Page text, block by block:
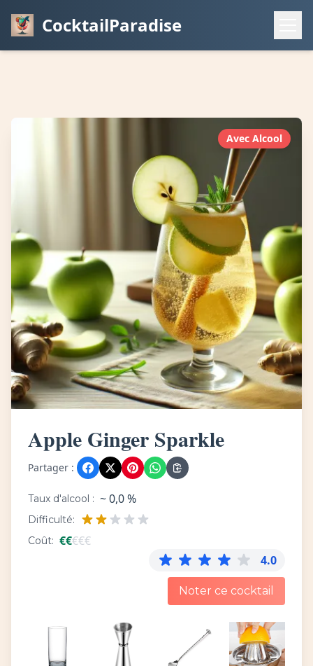
CocktailParadise
Avec Alcool
Apple Ginger Sparkle
Partager :
Taux d'alcool : ~ 0,0 %
Difficulté:
Coût: €€€€€
4.0
Noter ce cocktail